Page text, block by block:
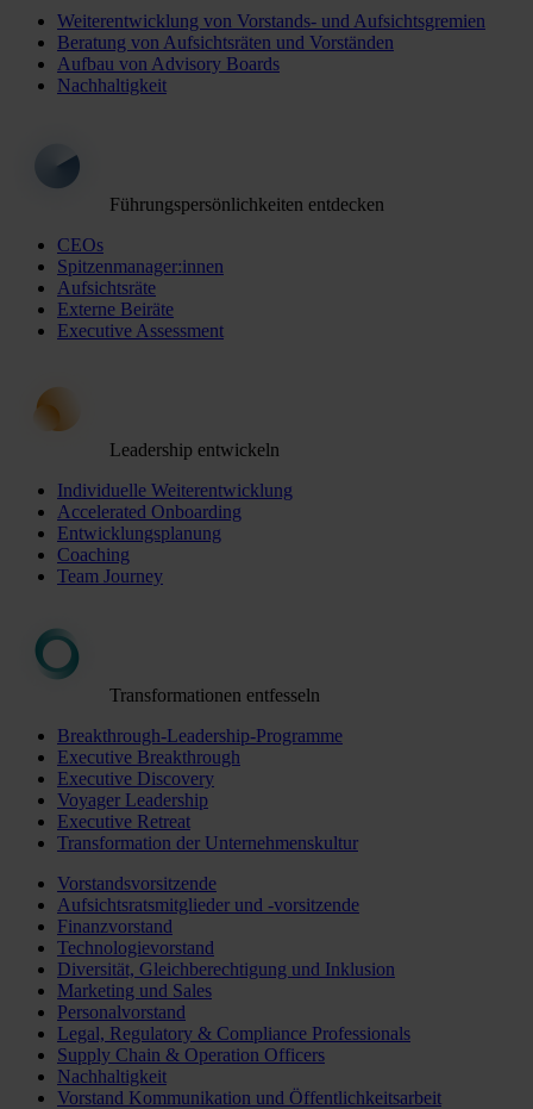
Weiterentwicklung von Vorstands- und Aufsichtsgremien
Beratung von Aufsichtsräten und Vorständen
Aufbau von Advisory Boards
Nachhaltigkeit
Führungspersönlichkeiten entdecken
CEOs
Spitzenmanager:innen
Aufsichtsräte
Externe Beiräte
Executive Assessment
Leadership entwickeln
Individuelle Weiterentwicklung
Accelerated Onboarding
Entwicklungsplanung
Coaching
Team Journey
Transformationen entfesseln
Breakthrough-Leadership-Programme
Executive Breakthrough
Executive Discovery
Voyager Leadership
Executive Retreat
Transformation der Unternehmenskultur
Vorstandsvorsitzende
Aufsichtsratsmitglieder und -vorsitzende
Finanzvorstand
Technologievorstand
Diversität, Gleichberechtigung und Inklusion
Marketing und Sales
Personalvorstand
Legal, Regulatory & Compliance Professionals
Supply Chain & Operation Officers
Nachhaltigkeit
Vorstand Kommunikation und Öffentlichkeitsarbeit